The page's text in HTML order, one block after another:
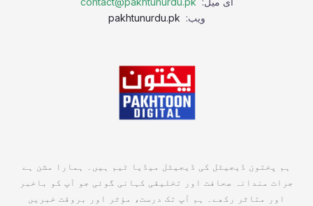
ویب:
ہم پختون ڈیجیٹل کی ڈیجیٹل میڈیا ٹیم ہیں۔ ہمارا مشن ہے
جرات مندانہ صحافت اور تخلیقی کہانی گوئی جو آپ کو باخبر
اور متاثر رکھے۔ ہم آپ تک درست، مؤثر اور بروقت خبریں